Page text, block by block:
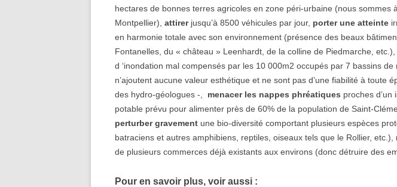
hectares de bonnes terres agricoles en zone péri-urbaine (nous sommes
Montpellier), attirerjusqu’à 8500 véhicules par jour, porter une atteinte
en harmonie totale avec son environnement (présence des beaux
Fontanelles, du « château » Leenhardt, de la colline de Piedmarche, etc.),
d ‘inondation mal compensés par les 10 000m2 occupés par 7 bassins de
n’ajoutent aucune valeur esthétique et ne sont pas d’une fiabilité à toute
des hydro-géologues -,
menacer les nappes phréatiques proches d’un
potable prévu pour alimenter près de 60% de la population de Saint-
perturber gravement une bio-diversité comportant plusieurs espèces
batraciens et autres amphibiens, reptiles, oiseaux tels que le Rollier, etc.),
de plusieurs commerces déjà existants aux environs (donc détruire des
Pour en savoir plus, voir aussi :